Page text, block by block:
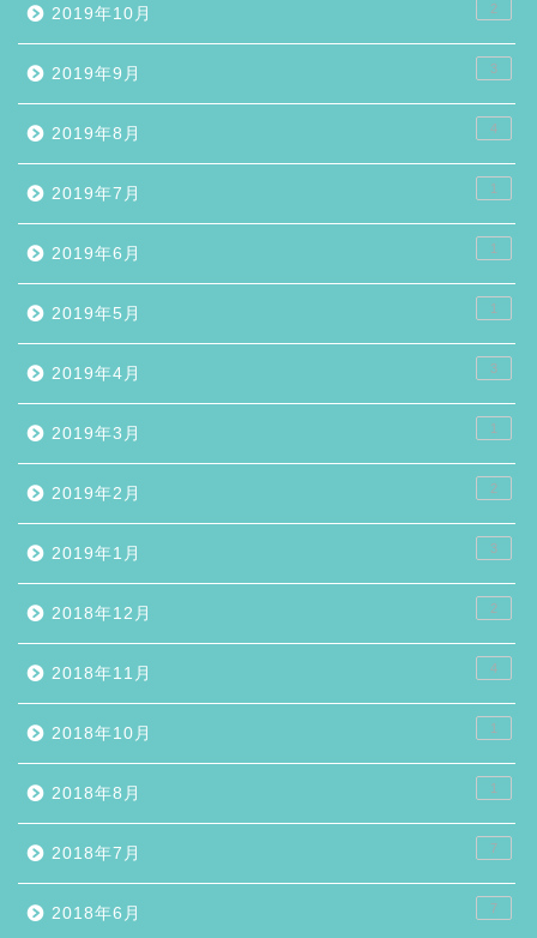
2019年10月 2
2019年9月 3
2019年8月 4
2019年7月 1
2019年6月 1
2019年5月 1
2019年4月 3
2019年3月 1
2019年2月 2
2019年1月 3
2018年12月 2
2018年11月 4
2018年10月 1
2018年8月 1
2018年7月 7
2018年6月 7